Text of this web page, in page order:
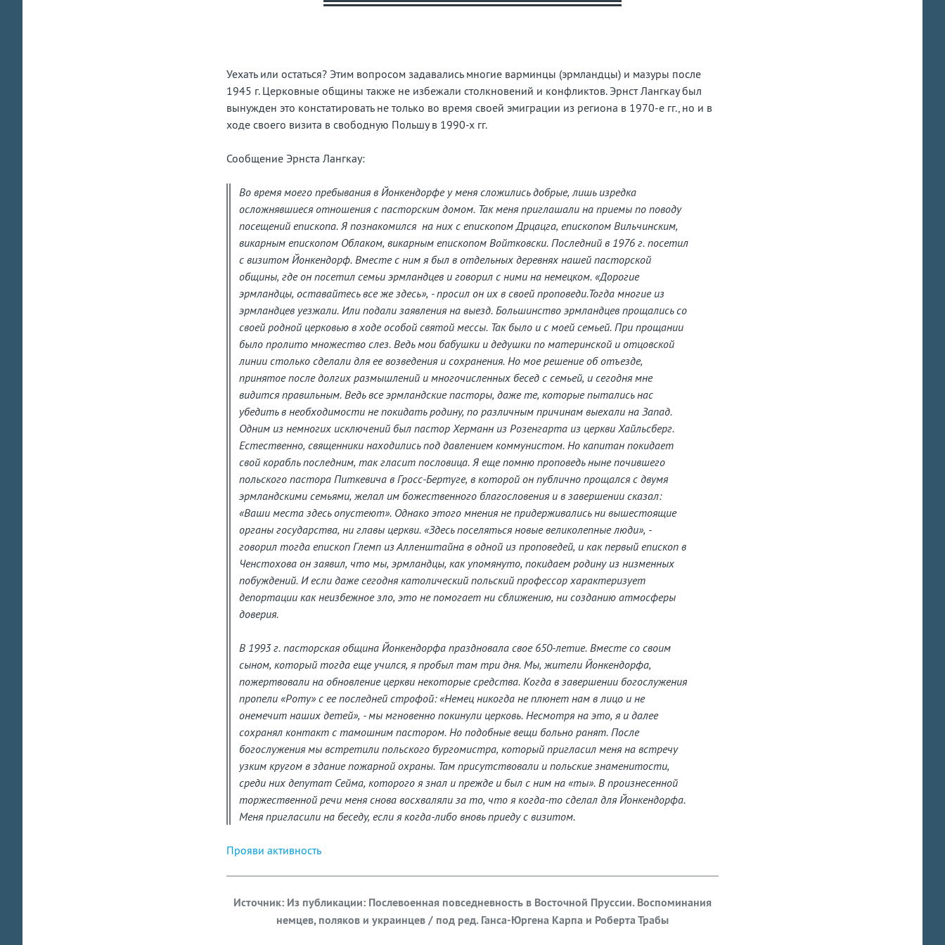
забытую
Уехать или остаться? Этим вопросом задавались многие варминцы (эрмландцы) и мазуры после
1945 г. Церковные общины также не избежали столкновений и конфликтов. Эрнст Лангкау был
вынужден это констатировать не только во время своей эмиграции из региона в 1970-е гг., но и в
ходе своего визита в свободную Польшу в 1990-х гг.
Сообщение Эрнста Лангкау:
Во время моего пребывания в Йонкендорфе у меня сложились добрые, лишь изредка
осложнявшиеся отношения с пасторским домом. Так меня приглашали на приемы по поводу
посещений епископа. Я познакомился на них с епископом Дрцацга, епископом Вильчинским,
викарным епископом Облаком, викарным епископом Войтковски. Последний в 1976 г. посетил
с визитом Йонкендорф. Вместе с ним я был в отдельных деревнях нашей пасторской
общины, где он посетил семьи эрмландцев и говорил с ними на немецком. «Дорогие
эрмландцы, оставайтесь все же здесь», - просил он их в своей проповеди.Тогда многие из
эрмландцев уезжали. Или подали заявления на выезд. Большинство эрмландцев прощались со
своей родной церковью в ходе особой святой мессы. Так было и с моей семьей. При прощании
было пролито множество слез. Ведь мои бабушки и дедушки по материнской и отцовской
линии столько сделали для ее возведения и сохранения. Но мое решение об отъезде,
принятое после долгих размышлений и многочисленных бесед с семьей, и сегодня мне
видится правильным. Ведь все эрмландские пасторы, даже те, которые пытались нас
убедить в необходимости не покидать родину, по различным причинам выехали на Запад.
Одним из немногих исключений был пастор Херманн из Розенгарта из церкви Хайльсберг.
Естественно, священники находились под давлением коммунистом. Но капитан покидает
свой корабль последним, так гласит пословица. Я еще помню проповедь ныне почившего
польского пастора Питкевича в Гросс-Бертуге, в которой он публично прощался с двумя
эрмландскими семьями, желал им божественного благословения и в завершении сказал:
«Ваши места здесь опустеют». Однако этого мнения не придерживались ни вышестоящие
органы государства, ни главы церкви. «Здесь поселяться новые великолепные люди», -
говорил тогда епископ Глемп из Алленштайна в одной из проповедей, и как первый епископ в
Ченстохова он заявил, что мы, эрмландцы, как упомянуто, покидаем родину из низменных
побуждений. И если даже сегодня католический польский профессор характеризует
депортации как неизбежное зло, это не помогает ни сближению, ни созданию атмосферы
доверия.
В 1993 г. пасторская община Йонкендорфа праздновала свое 650-летие. Вместе со своим
сыном, который тогда еще учился, я пробыл там три дня. Мы, жители Йонкендорфа,
пожертвовали на обновление церкви некоторые средства. Когда в завершении богослужения
пропели «Роту» с ее последней строфой: «Немец никогда не плюнет нам в лицо и не
онемечит наших детей», - мы мгновенно покинули церковь. Несмотря на это, я и далее
сохранял контакт с тамошним пастором. Но подобные вещи больно ранят. После
богослужения мы встретили польского бургомистра, который пригласил меня на встречу
узким кругом в здание пожарной охраны. Там присутствовали и польские знаменитости,
среди них депутат Сейма, которого я знал и прежде и был с ним на «ты». В произнесенной
торжественной речи меня снова восхваляли за то, что я когда-то сделал для Йонкендорфа.
Меня пригласили на беседу, если я когда-либо вновь приеду с визитом.
Прояви активность
Источник: Из публикации: Послевоенная повседневность в Восточной Пруссии. Воспоминания
немцев, поляков и украинцев / под ред. Ганса-Юргена Карпа и Роберта Трабы